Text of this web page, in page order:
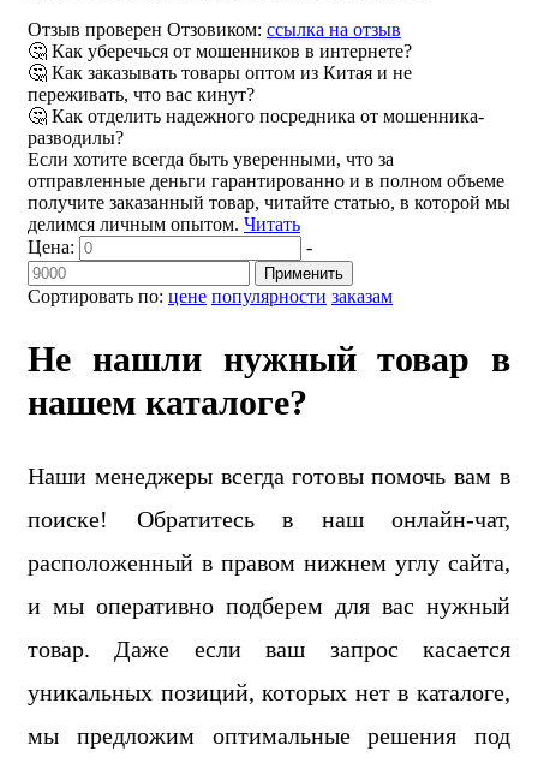
Отзыв проверен Отзовиком: ссылка на отзыв
🤔 Как уберечься от мошенников в интернете?
🤔 Как заказывать товары оптом из Китая и не
переживать, что вас кинут?
🤔 Как отделить надежного посредника от мошенника-
разводилы?
Если хотите всегда быть уверенными, что за
отправленные деньги гарантированно и в полном объеме
получите заказанный товар, читайте статью, в которой мы
делимся личным опытом. Читать
Сортировать по: цене популярности заказам
Цена: -
Применить
Не нашли нужный товар в
нашем каталоге?
Наши менеджеры всегда готовы помочь вам в
поиске! Обратитесь в наш онлайн-чат,
расположенный в правом нижнем углу сайта,
и мы оперативно подберем для вас нужный
товар. Даже если ваш запрос касается
уникальных позиций, которых нет в каталоге,
мы предложим оптимальные решения под